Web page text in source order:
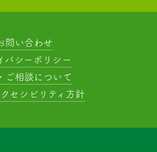
問い合わせ
バシーポリシー
ご相談について
セシビリティ方針